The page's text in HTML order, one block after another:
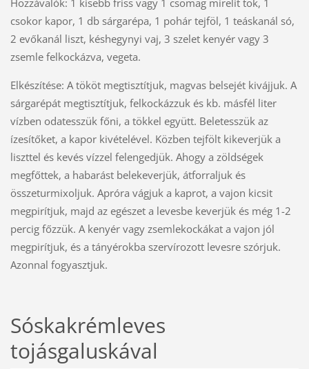
Hozzávalók: 1 kisebb friss vagy 1 csomag mirelit tök, 1
csokor kapor, 1 db sárgarépa, 1 pohár tejföl, 1 teáskanál só,
2 evőkanál liszt, késhegynyi vaj, 3 szelet kenyér vagy 3
zsemle felkockázva, vegeta.
Elkészítése: A tököt megtisztítjuk, magvas belsejét kivájjuk. A
sárgarépát megtisztítjuk, felkockázzuk és kb. másfél liter
vízben odatesszük főni, a tökkel együtt. Beletesszük az
ízesítőket, a kapor kivételével. Közben tejfölt kikeverjük a
liszttel és kevés vízzel felengedjük. Ahogy a zöldségek
megfőttek, a habarást belekeverjük, átforraljuk és
összeturmixoljuk. Apróra vágjuk a kaprot, a vajon kicsit
megpirítjuk, majd az egészet a levesbe keverjük és még 1-2
percig főzzük. A kenyér vagy zsemlekockákat a vajon jól
megpirítjuk, és a tányérokba szervírozott levesre szórjuk.
Azonnal fogyasztjuk.
Sóskakrémleves
tojásgaluskával